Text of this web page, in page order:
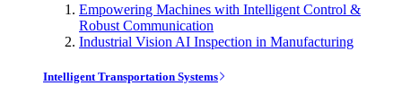
Empowering Machines with Intelligent Control &
Robust Communication
Industrial Vision AI Inspection in Manufacturing
Intelligent Transportation Systems